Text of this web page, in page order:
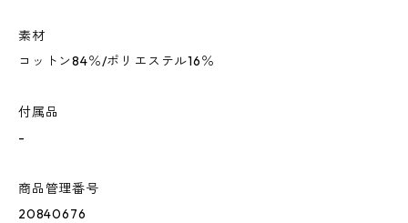
素材
コットン84％/ポリエステル16％
付属品
-
商品管理番号
20840676